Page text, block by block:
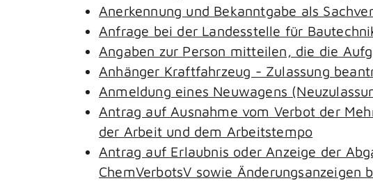
Anerkennung und Bekanntgabe als
Anfrage bei der Landesstelle für
Angaben zur Person mitteilen, die die
Anhänger Kraftfahrzeug - Zulassung
Anmeldung eines Neuwagens
Antrag auf Ausnahme vom Verbot der
der Arbeit und dem Arbeitstempo
Antrag auf Erlaubnis oder Anzeige der
ChemVerbotsV sowie Änderungsanzeigen